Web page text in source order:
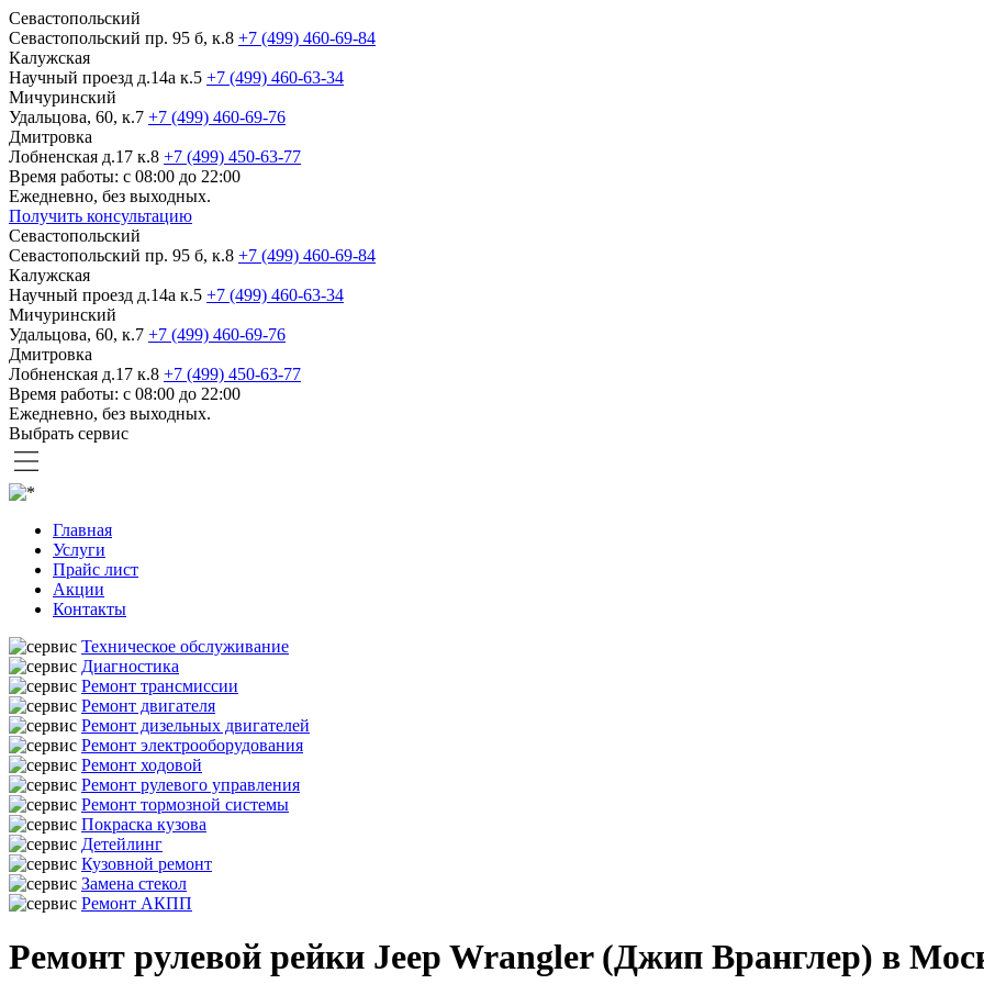
Севастопольский
Севастопольский пр. 95 б, к.8 +7 (499) 460-69-84
Калужская
Научный проезд д.14а к.5 +7 (499) 460-63-34
Мичуринский
Удальцова, 60, к.7 +7 (499) 460-69-76
Дмитровка
Лобненская д.17 к.8 +7 (499) 450-63-77
Время работы: с 08:00 до 22:00
Ежедневно, без выходных.
Получить консультацию
Севастопольский
Севастопольский пр. 95 б, к.8 +7 (499) 460-69-84
Калужская
Научный проезд д.14а к.5 +7 (499) 460-63-34
Мичуринский
Удальцова, 60, к.7 +7 (499) 460-69-76
Дмитровка
Лобненская д.17 к.8 +7 (499) 450-63-77
Время работы: с 08:00 до 22:00
Ежедневно, без выходных.
Выбрать сервис
Главная
Услуги
Прайс лист
Акции
Контакты
Техническое обслуживание
Диагностика
Ремонт трансмиссии
Ремонт двигателя
Ремонт дизельных двигателей
Ремонт электрооборудования
Ремонт ходовой
Ремонт рулевого управления
Ремонт тормозной системы
Покраска кузова
Детейлинг
Кузовной ремонт
Замена стекол
Ремонт АКПП
Ремонт рулевой рейки Jeep Wrangler (Джип Вранглер) в